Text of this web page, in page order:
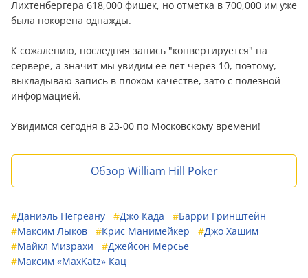
Лихтенбергера 618,000 фишек, но отметка в 700,000 им уже
была покорена однажды.
К сожалению, последняя запись "конвертируется" на
сервере, а значит мы увидим ее лет через 10, поэтому,
выкладываю запись в плохом качестве, зато с полезной
информацией.
Увидимся сегодня в 23-00 по Московскому времени!
Обзор William Hill Poker
#Даниэль Негреану #Джо Када #Барри Гринштейн
#Максим Лыков #Крис Манимейкер #Джо Хашим
#Майкл Мизрахи #Джейсон Мерсье
#Максим «MaxKatz» Кац